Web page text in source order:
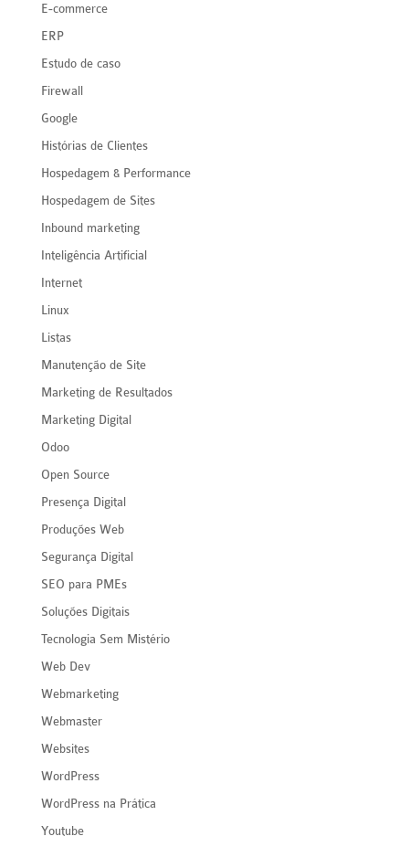
E-commerce
ERP
Estudo de caso
Firewall
Google
Histórias de Clientes
Hospedagem & Performance
Hospedagem de Sites
Inbound marketing
Inteligência Artificial
Internet
Linux
Listas
Manutenção de Site
Marketing de Resultados
Marketing Digital
Odoo
Open Source
Presença Digital
Produções Web
Segurança Digital
SEO para PMEs
Soluções Digitais
Tecnologia Sem Mistério
Web Dev
Webmarketing
Webmaster
Websites
WordPress
WordPress na Prática
Youtube